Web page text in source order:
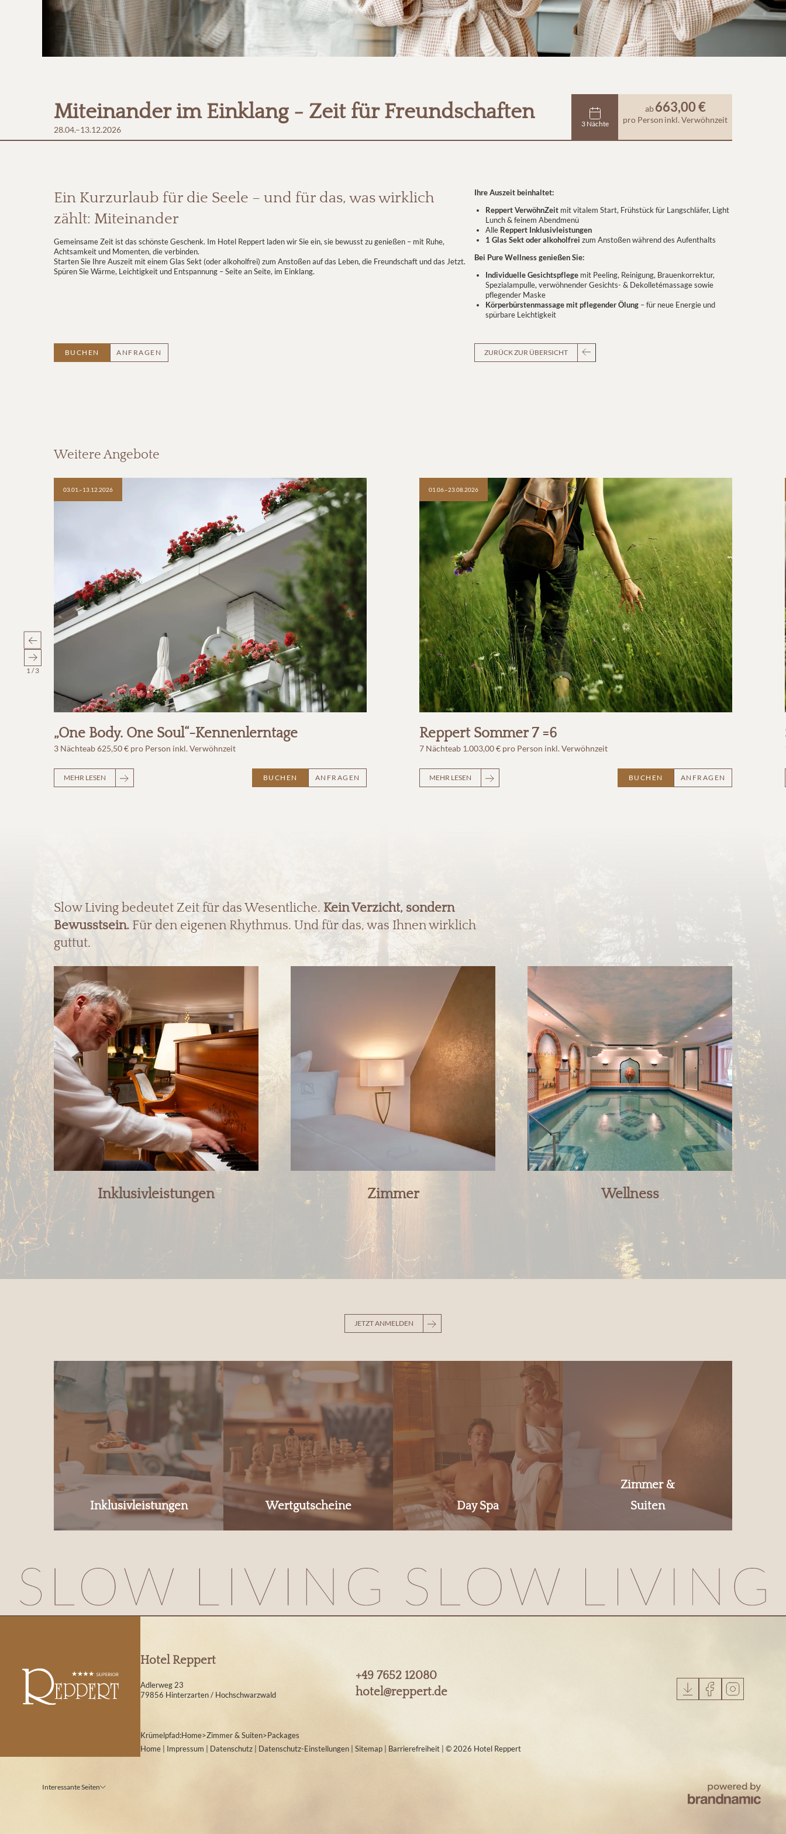
Miteinander im Einklang - Zeit für Freundschaften
28.04.–13.12.2026
3 Nächte
ab 663,00 €
pro Person inkl. Verwöhnzeit
Ein Kurzurlaub für die Seele – und für das, was wirklich
zählt: Miteinander
Gemeinsame Zeit ist das schönste Geschenk. Im Hotel Reppert laden wir Sie ein, sie bewusst zu genießen – mit Ruhe,
Achtsamkeit und Momenten, die verbinden.
Starten Sie Ihre Auszeit mit einem Glas Sekt (oder alkoholfrei) zum Anstoßen auf das Leben, die Freundschaft und das Jetzt.
Spüren Sie Wärme, Leichtigkeit und Entspannung – Seite an Seite, im Einklang.
Ihre Auszeit beinhaltet:
Reppert VerwöhnZeit mit vitalem Start, Frühstück für Langschläfer, Light
Lunch & feinem Abendmenü
Alle Reppert Inklusivleistungen
1 Glas Sekt oder alkoholfreizum Anstoßen während des Aufenthalts
Bei Pure Wellness genießen Sie:
Individuelle Gesichtspflege mit Peeling, Reinigung, Brauenkorrektur,
Spezialampulle, verwöhnender Gesichts- & Dekolletémassage sowie
pflegender Maske
Körperbürstenmassage mit pflegender Ölung – für neue Energie und
spürbare Leichtigkeit
BUCHEN ANFRAGEN ZURÜCK ZUR ÜBERSICHT
Weitere Angebote
03.01.–13.12.2026
„One Body. One Soul“-Kennenlerntage
3 Nächteab625,50 € pro Person inkl. Verwöhnzeit
MEHR LESEN BUCHEN ANFRAGEN
01.06.–23.08.2026
Reppert Sommer 7 =6
7 Nächteab 1.003,00 € pro Person inkl. Verwöhnzeit
MEHR LESEN BUCHEN ANFRAGEN
1/3
Slow Living bedeutet Zeit für das Wesentliche. Kein Verzicht, sondern
Bewusstsein. Für den eigenen Rhythmus. Und für das, was Ihnen wirklich
guttut.
Inklusivleistungen Zimmer Wellness
JETZT ANMELDEN
Inklusivleistungen Wertgutscheine Day Spa
Zimmer &
Suiten
Hotel Reppert
Adlerweg 23
79856 Hinterzarten / Hochschwarzwald
+49 7652 12080
hotel@reppert.de
Krümelpfad:Home>Zimmer & Suiten>Packages
Home
Impressum Datenschutz Datenschutz-Einstellungen Sitemap Barrierefreiheit © 2026 Hotel Reppert
Interessante Seiten